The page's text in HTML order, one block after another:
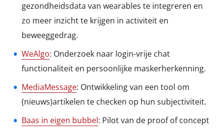
gezondheidsdata van wearables te integreren en
zo meer inzicht te krijgen in activiteit en
beweeggedrag.
WeAlgo: Onderzoek naar login-vrije chat
functionaliteit en persoonlijke maskerherkenning.
MediaMessage: Ontwikkeling van een tool om
(nieuws)artikelen te checken op hun subjectiviteit.
Baas in eigen bubbel: Pilot van de proof of concept